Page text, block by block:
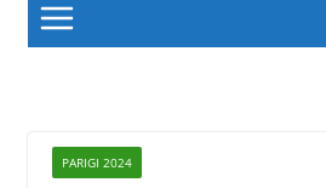
PARIGI 2024